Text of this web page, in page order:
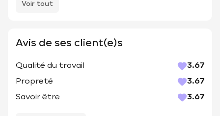
Voir tout
Avis de ses client(e)s
Qualité du travail
3.67
Propreté
3.67
Savoir être
3.67